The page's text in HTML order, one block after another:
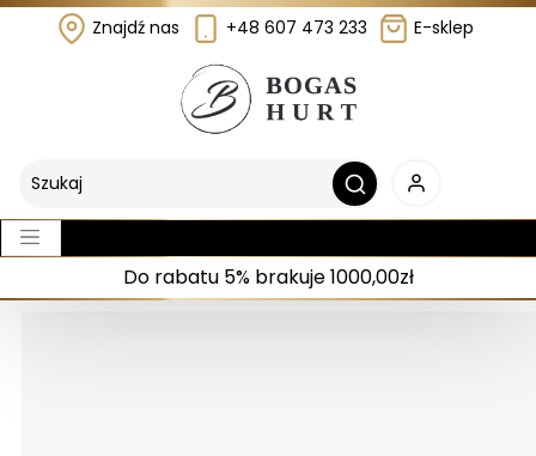
Znajdź nas +48 607 473 233 E-sklep
Do rabatu 5% brakuje 1000,00zł